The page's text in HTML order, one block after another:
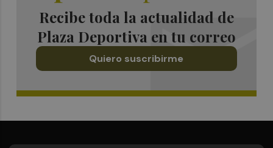
Recibe toda la actualidad de
Plaza Deportiva en tu correo
Quiero suscribirme